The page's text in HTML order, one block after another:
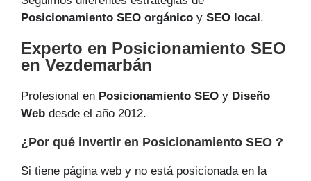
Posicionamiento SEO orgánico y SEO local .
Experto en Posicionamiento SEO
en Vezdemarbán
Profesional en Posicionamiento SEO y Diseño
Web desde el año 2012.
¿Por qué invertir en Posicionamiento SEO ?
Si tiene página web y no está posicionada en la